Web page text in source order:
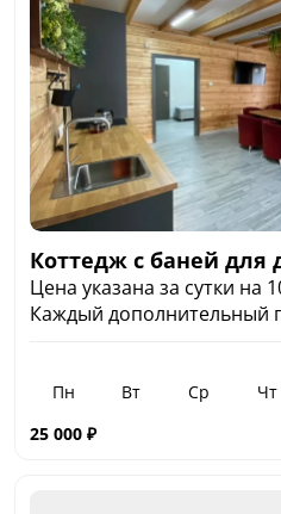
Коттедж с баней
Цена указана за сутки на
Каждый дополнительный
Пн Вт Ср Чт
25 000 ₽